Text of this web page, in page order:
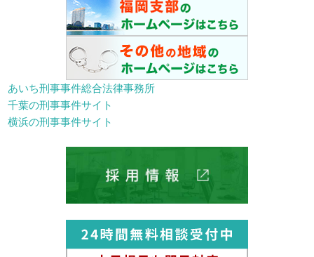
あいち刑事事件総合法律事務所
千葉の刑事事件サイト
横浜の刑事事件サイト